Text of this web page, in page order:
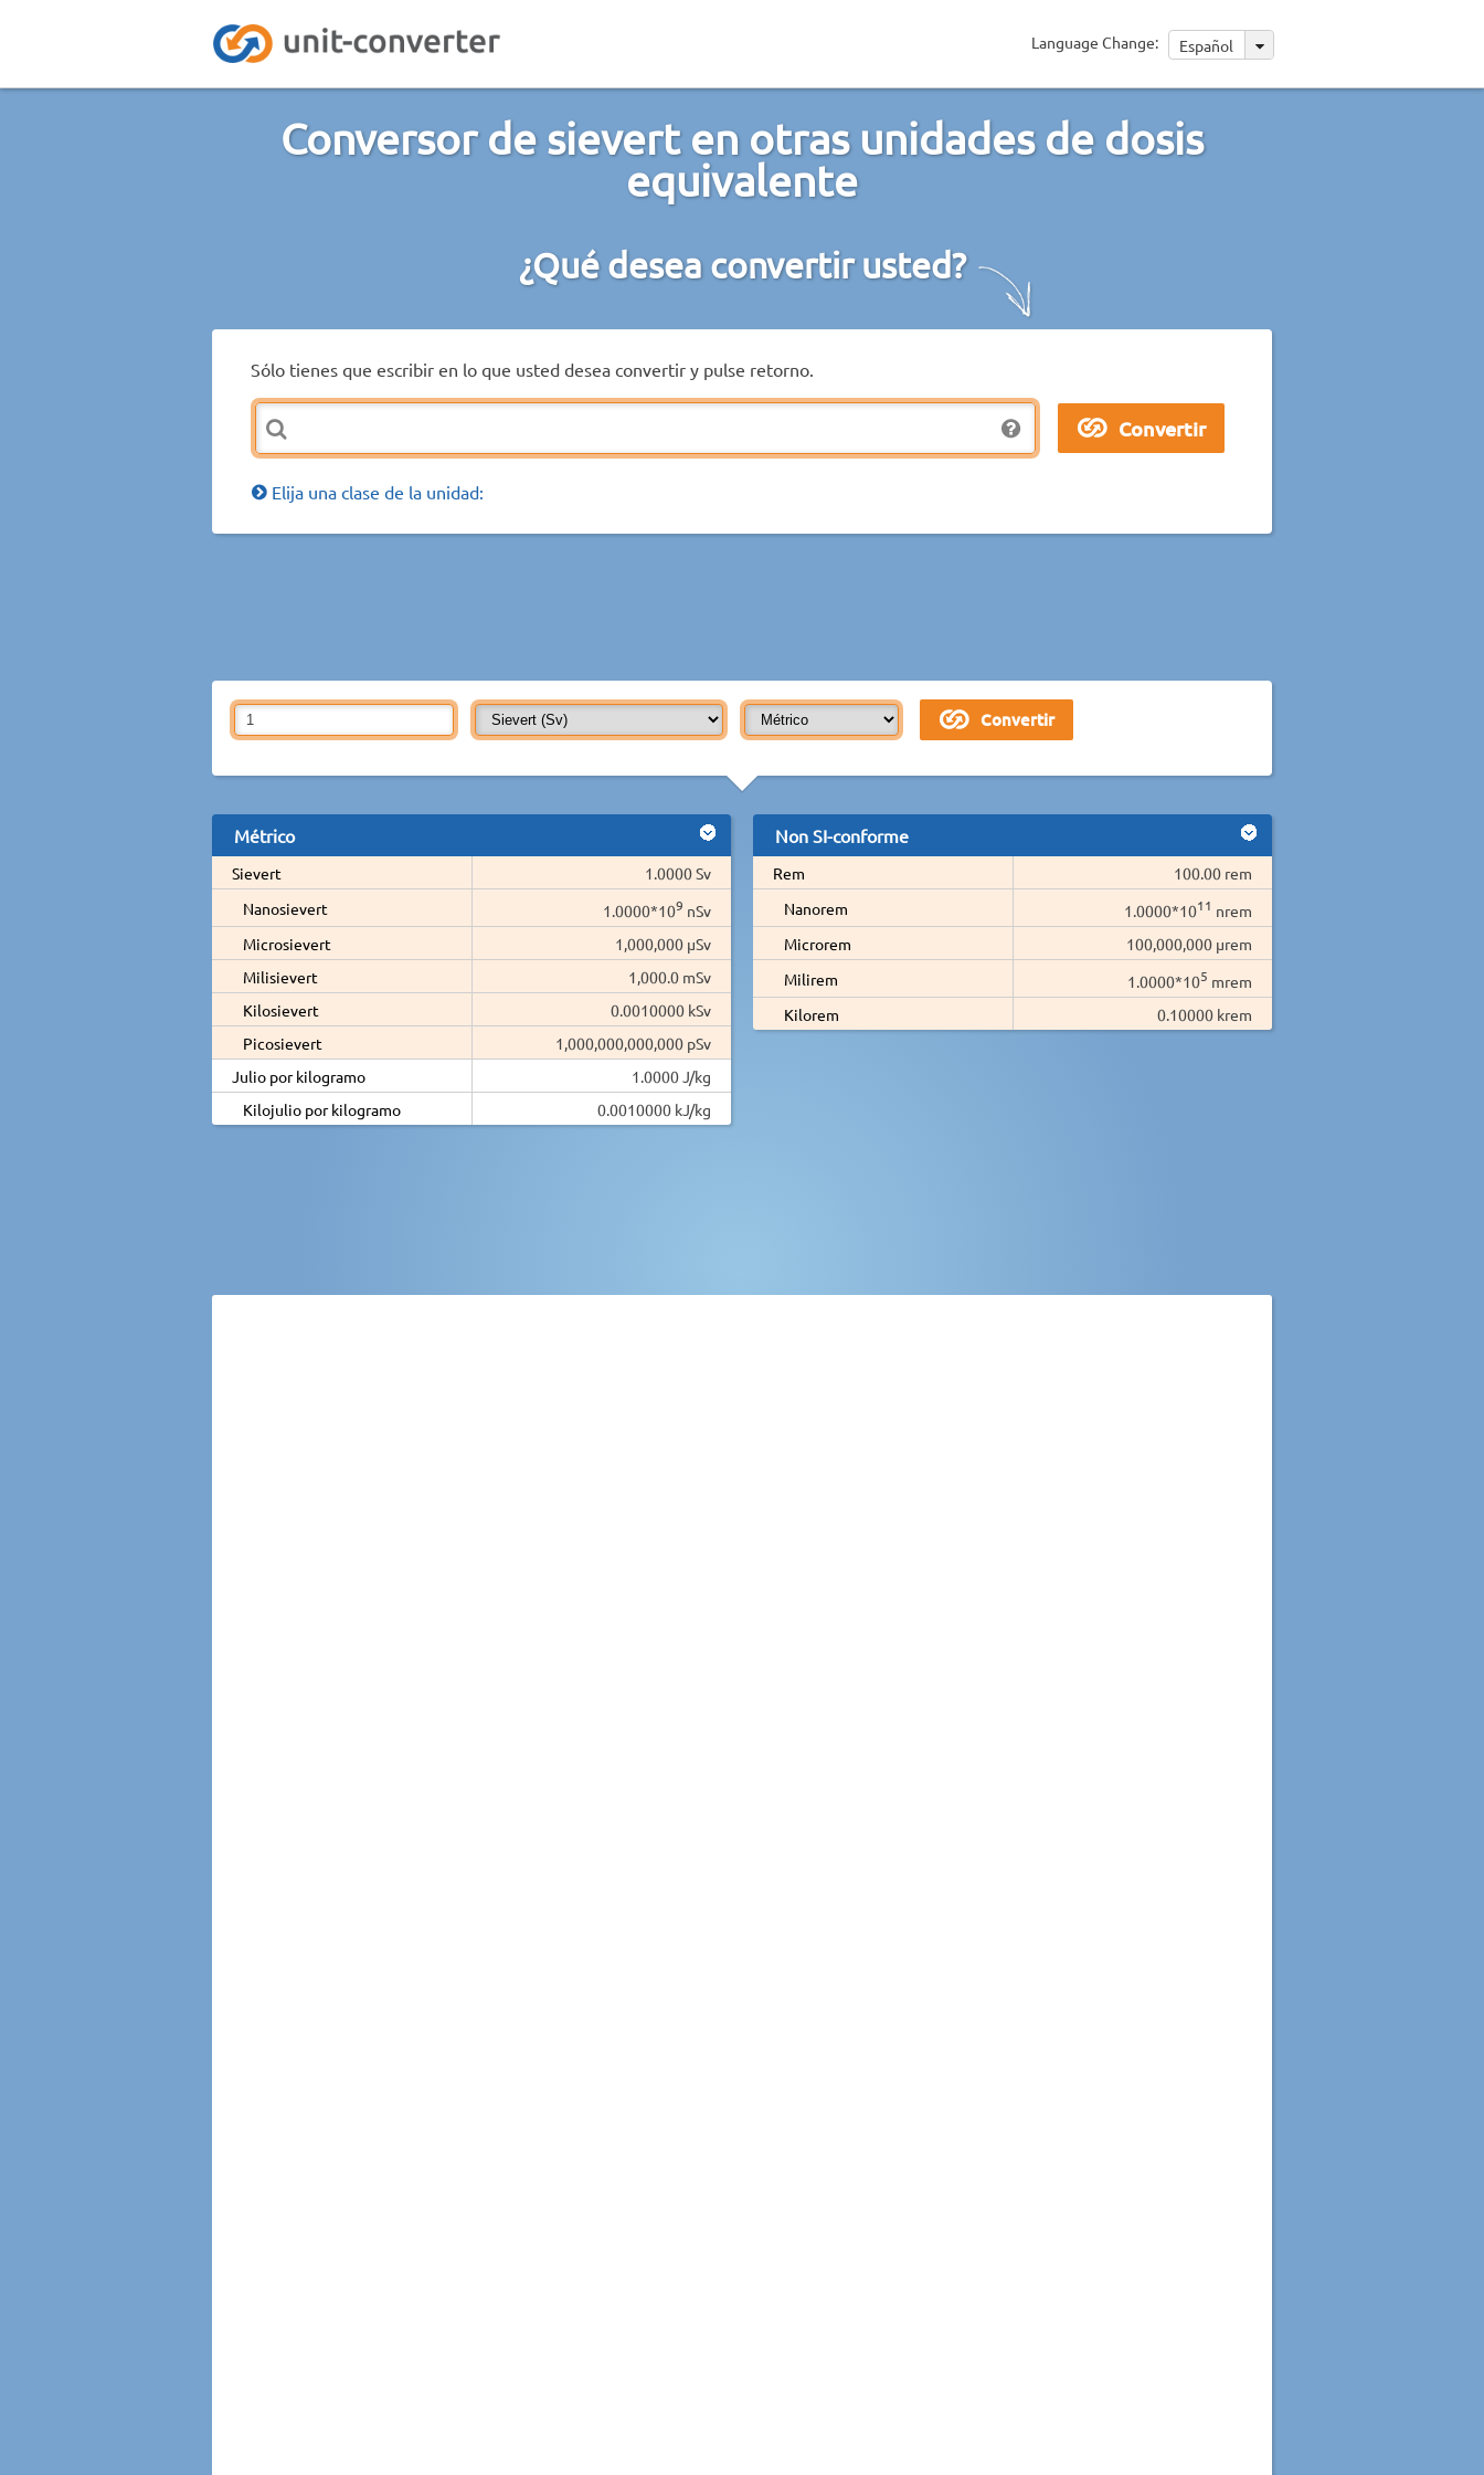
Language Change: Español
Conversor de sievert en otras unidades de dosis
equivalente
¿Qué desea convertir usted?
Sólo tienes que escribir en lo que usted desea convertir y pulse retorno.
Elija una clase de la unidad:
Métrico
Sievert
1.0000 Sv
Nanosievert
1.0000*109 nSv
Microsievert
1,000,000 µSv
Milisievert
1,000.0 mSv
Kilosievert
0.0010000 kSv
Picosievert
1,000,000,000,000 pSv
Julio por kilogramo
1.0000 J/kg
Kilojulio por kilogramo
0.0010000 kJ/kg
Non SI-conforme
Rem
100.00 rem
Nanorem
1.0000*1011 nrem
Microrem
100,000,000 µrem
Milirem
1.0000*105 mrem
Kilorem
0.10000 krem